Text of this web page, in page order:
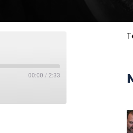
00:00 / 2:33